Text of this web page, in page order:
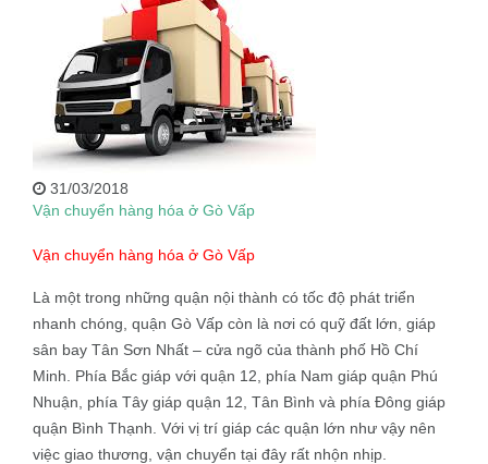
31/03/2018
Vận chuyển hàng hóa ở Gò Vấp
Vận chuyển hàng hóa ở Gò Vấp
Là một trong những quận nội thành có tốc độ phát triển
nhanh chóng, quận Gò Vấp còn là nơi có quỹ đất lớn, giáp
sân bay Tân Sơn Nhất – cửa ngõ của thành phố Hồ Chí
Minh. Phía Bắc giáp với quận 12, phía Nam giáp quận Phú
Nhuận, phía Tây giáp quận 12, Tân Bình và phía Đông giáp
quận Bình Thạnh. Với vị trí giáp các quận lớn như vậy nên
việc giao thương, vận chuyển tại đây rất nhộn nhịp.